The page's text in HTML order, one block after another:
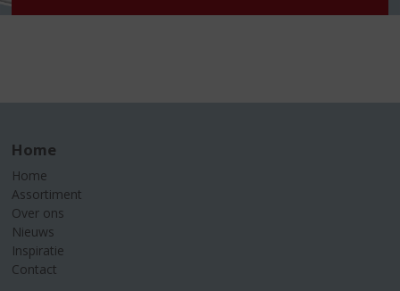
Home
Home
Assortiment
Over ons
Nieuws
Inspiratie
Contact